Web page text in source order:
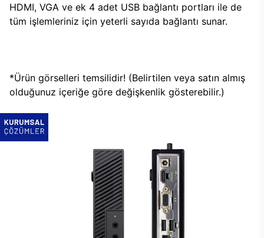
HDMI, VGA ve ek 4 adet USB bağlantı portları ile de
tüm işlemleriniz için yeterli sayıda bağlantı sunar.
*Ürün görselleri temsilidir! (Belirtilen veya satın almış
olduğunuz içeriğe göre değişkenlik gösterebilir.)